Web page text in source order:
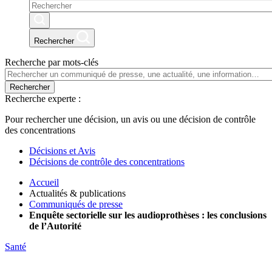
Rechercher
Recherche par mots-clés
Rechercher
Recherche experte :
Pour rechercher une décision, un avis ou une décision de contrôle
des concentrations
Décisions et Avis
Décisions de contrôle des concentrations
Accueil
Actualités & publications
Communiqués de presse
Enquête sectorielle sur les audioprothèses : les conclusions
de l’Autorité
Santé